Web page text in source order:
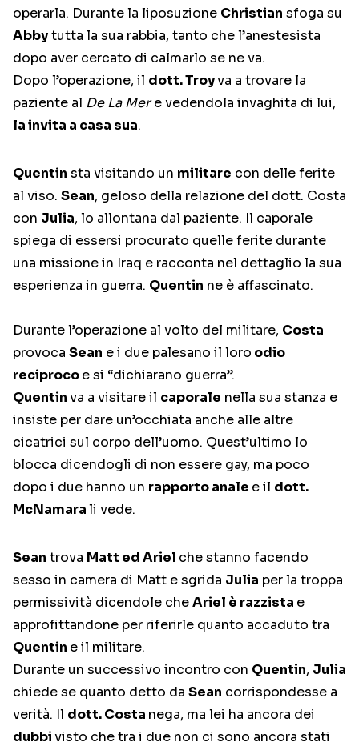
operarla. Durante la liposuzione Christian sfoga su
Abbytutta la sua rabbia, tanto che l’anestesista
dopo aver cercato di calmarlo se ne va.
Dopo l’operazione, il dott. Troyva a trovare la
paziente al De La Mere vedendola invaghita di lui,
la invita a casa sua.
Quentin sta visitando un militare con delle ferite
al viso. Sean, geloso della relazione del dott. Costa
con Julia, lo allontana dal paziente. Il caporale
spiega di essersi procurato quelle ferite durante
una missione in Iraq e racconta nel dettaglio la sua
esperienza in guerra. Quentin ne è affascinato.
Durante l’operazione al volto del militare, Costa
provoca Sean e i due palesano il loro odio
reciprocoe si “dichiarano guerra”.
Quentinva a visitare il caporale nella sua stanza e
insiste per dare un’occhiata anche alle altre
cicatrici sul corpo dell’uomo. Quest’ultimo lo
blocca dicendogli di non essere gay, ma poco
dopo i due hanno un rapporto anale e il dott.
McNamarali vede.
Sean trova Matt ed Ariel che stanno facendo
sesso in camera di Matt e sgrida Julia per la troppa
permissività dicendole cheAriel è razzista e
approfittandone per riferirle quanto accaduto tra
Quentin e il militare.
Durante un successivo incontro con Quentin, Julia
chiede se quanto detto da Sean corrispondesse a
verità. Il dott. Costa nega, ma lei ha ancora dei
dubbivisto che tra i due non ci sono ancora stati